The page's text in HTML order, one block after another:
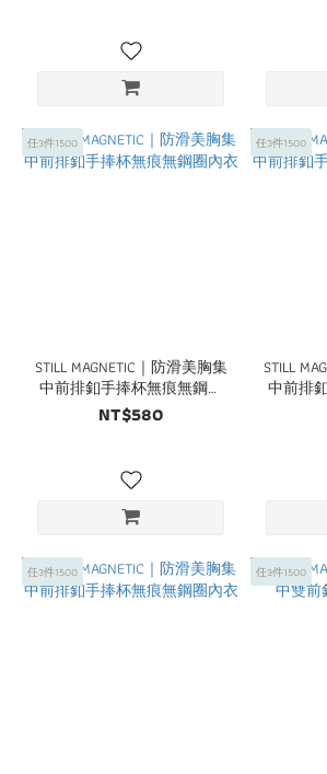
任3件1500
STILL MAGNETIC｜防滑美胸集
中前排釦手捧杯無痕無鋼圈
內衣
NT$580
任3件1500
STILL
中前排
任3件1500 任3件1500